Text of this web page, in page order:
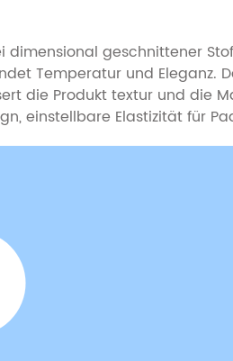
geschnittener
Temperatur und Eleganz.
die Produkt textur und die
einstellbare Elastizität für